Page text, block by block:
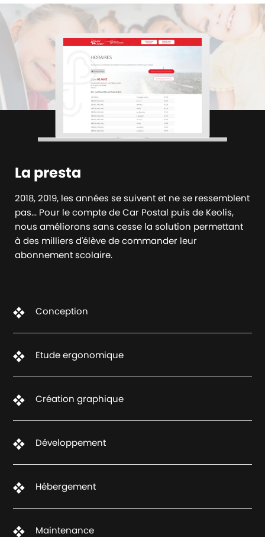
La presta
2018, 2019, les années se suivent et ne se ressemblent
pas... Pour le compte de Car Postal puis de Keolis,
nous améliorons sans cesse la solution permettant
à des milliers d'élève de commander leur
abonnement scolaire.
Conception
Etude ergonomique
Création graphique
Développement
Hébergement
Maintenance